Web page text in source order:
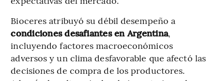
Bioceres atribuyó su débil desempeño a
condiciones desafiantes en Argentina,
incluyendo factores macroeconómicos
adversos y un clima desfavorable que afectó las
decisiones de compra de los productores.